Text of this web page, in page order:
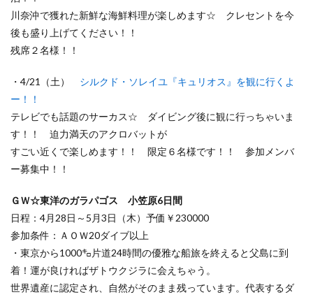
川奈沖で獲れた新鮮な海鮮料理が楽しめます☆ クレセントを今
後も盛り上げてください！！
残席２名様！！
・4/21（土） シルクド・ソレイユ『キュリオス』を観に行くよ
ー！！
テレビでも話題のサーカス☆ ダイビング後に観に行っちゃいま
す！！ 迫力満天のアクロバットが
すごい近くで楽しめます！！ 限定６名様です！！ 参加メンバ
ー募集中！！
ＧＷ☆東洋のガラパゴス 小笠原6日間
日程：4月28日～5月3日（木）予価￥230000
参加条件：ＡＯＷ20ダイブ以上
・東京から1000㌔片道24時間の優雅な船旅を終えると父島に到
着！運が良ければザトウクジラに会えちゃう。
世界遺産に認定され、自然がそのまま残っています。代表するダ